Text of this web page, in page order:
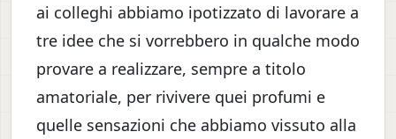
ai colleghi abbiamo ipotizzato di lavorare a
tre idee che si vorrebbero in qualche modo
provare a realizzare, sempre a titolo
amatoriale, per rivivere quei profumi e
quelle sensazioni che abbiamo vissuto alla